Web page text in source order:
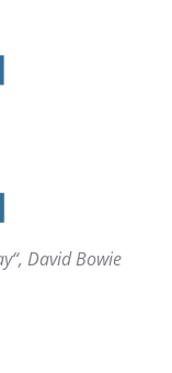
David Bowie